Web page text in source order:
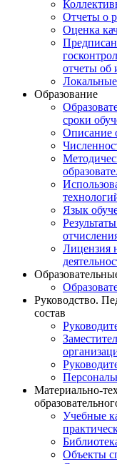
Отчеты о
Оценка
отчеты об
Образование
сроки
Описание
Язык
Лицензия
Руководство.
состав
Материально-
Учебные
Объекты